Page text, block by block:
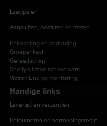
Laadpalen
Aansluiten, besturen en meten
Bekabeling en bedrading
Groepenkast
Gereedschap
Shelly slimme schakelaars
Victron Energy monitoring
Handige links
Levertijd en verzenden
Retourneren en herroepingsrecht